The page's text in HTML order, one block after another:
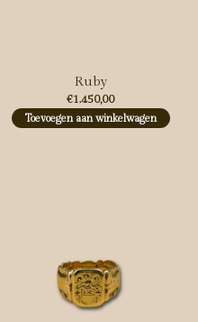
Ruby
€1.450,00
Toevoegen aan winkelwagen